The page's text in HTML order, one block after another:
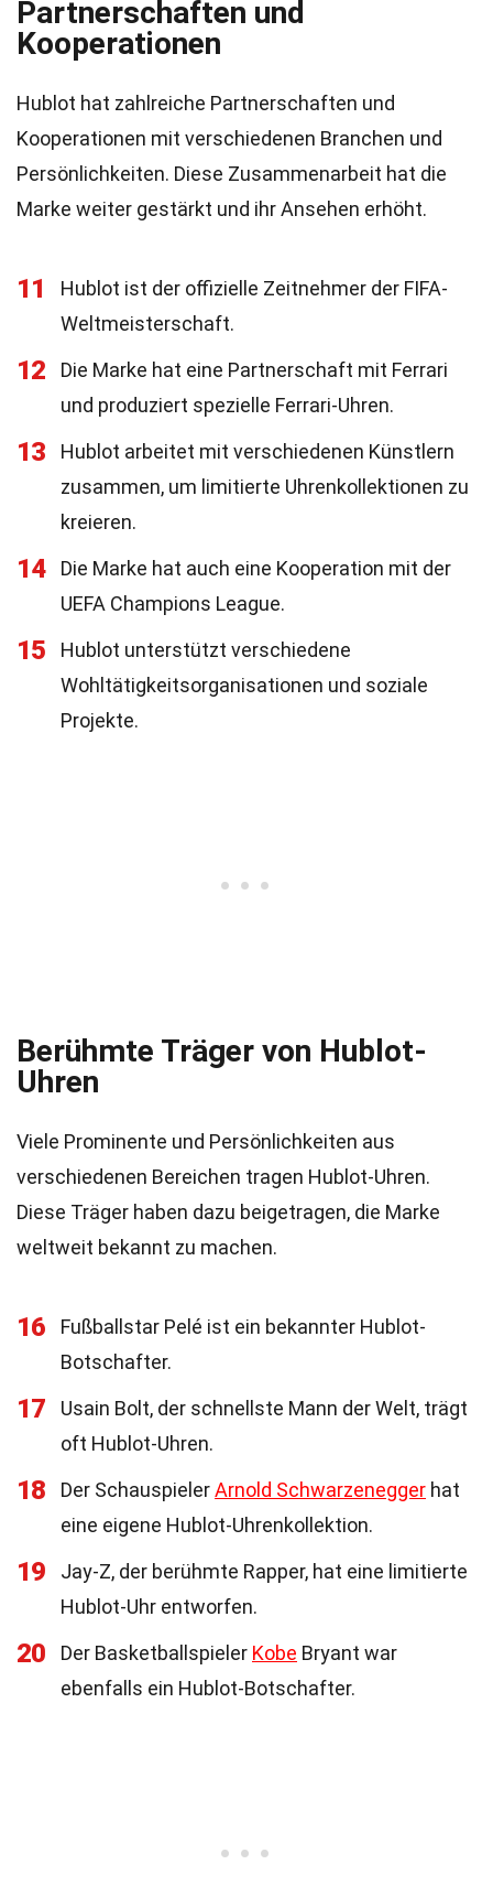
Partnerschaften und
Kooperationen
Hublot hat zahlreiche Partnerschaften und
Kooperationen mit verschiedenen Branchen und
Persönlichkeiten. Diese Zusammenarbeit hat die
Marke weiter gestärkt und ihr Ansehen erhöht.
11
Hublot ist der offizielle Zeitnehmer der FIFA-
Weltmeisterschaft.
12
Die Marke hat eine Partnerschaft mit Ferrari
und produziert spezielle Ferrari-Uhren.
13
Hublot arbeitet mit verschiedenen Künstlern
zusammen, um limitierte Uhrenkollektionen zu
kreieren.
14
Die Marke hat auch eine Kooperation mit der
UEFA Champions League.
15
Hublot unterstützt verschiedene
Wohltätigkeitsorganisationen und soziale
Projekte.
Berühmte Träger von Hublot-
Uhren
Viele Prominente und Persönlichkeiten aus
verschiedenen Bereichen tragen Hublot-Uhren.
Diese Träger haben dazu beigetragen, die Marke
weltweit bekannt zu machen.
16
Fußballstar Pelé ist ein bekannter Hublot-
Botschafter.
17
Usain Bolt, der schnellste Mann der Welt, trägt
oft Hublot-Uhren.
18 Der SchauspielerArnold Schwarzenegger hat
eine eigene Hublot-Uhrenkollektion.
19
Jay-Z, der berühmte Rapper, hat eine limitierte
Hublot-Uhr entworfen.
20 Der Basketballspieler Kobe Bryant war
ebenfalls ein Hublot-Botschafter.